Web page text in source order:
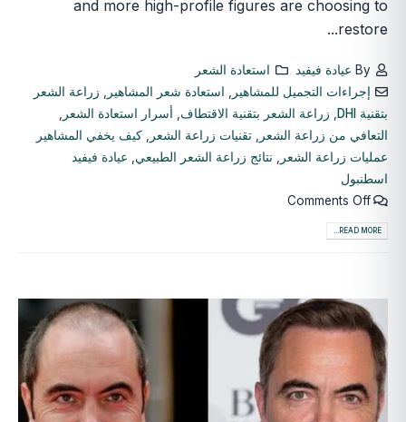
and more high-profile figures are choosing to
restore...
By عيادة فيفيد
استعادة الشعر
إجراءات التجميل للمشاهير , استعادة شعر المشاهير , زراعة الشعر
بتقنية DHI
, زراعة الشعر بتقنية الاقتطاف, أسرار استعادة الشعر ,
التعافي من زراعة الشعر , تقنيات زراعة الشعر , كيف يخفي المشاهير
عمليات زراعة الشعر , نتائج زراعة الشعر الطبيعي, عيادة فيفيد
اسطنبول
Comments Off
READ MORE...